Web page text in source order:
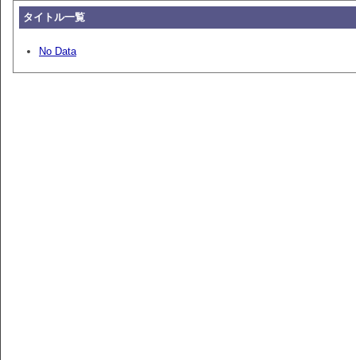
タイトル一覧
No Data